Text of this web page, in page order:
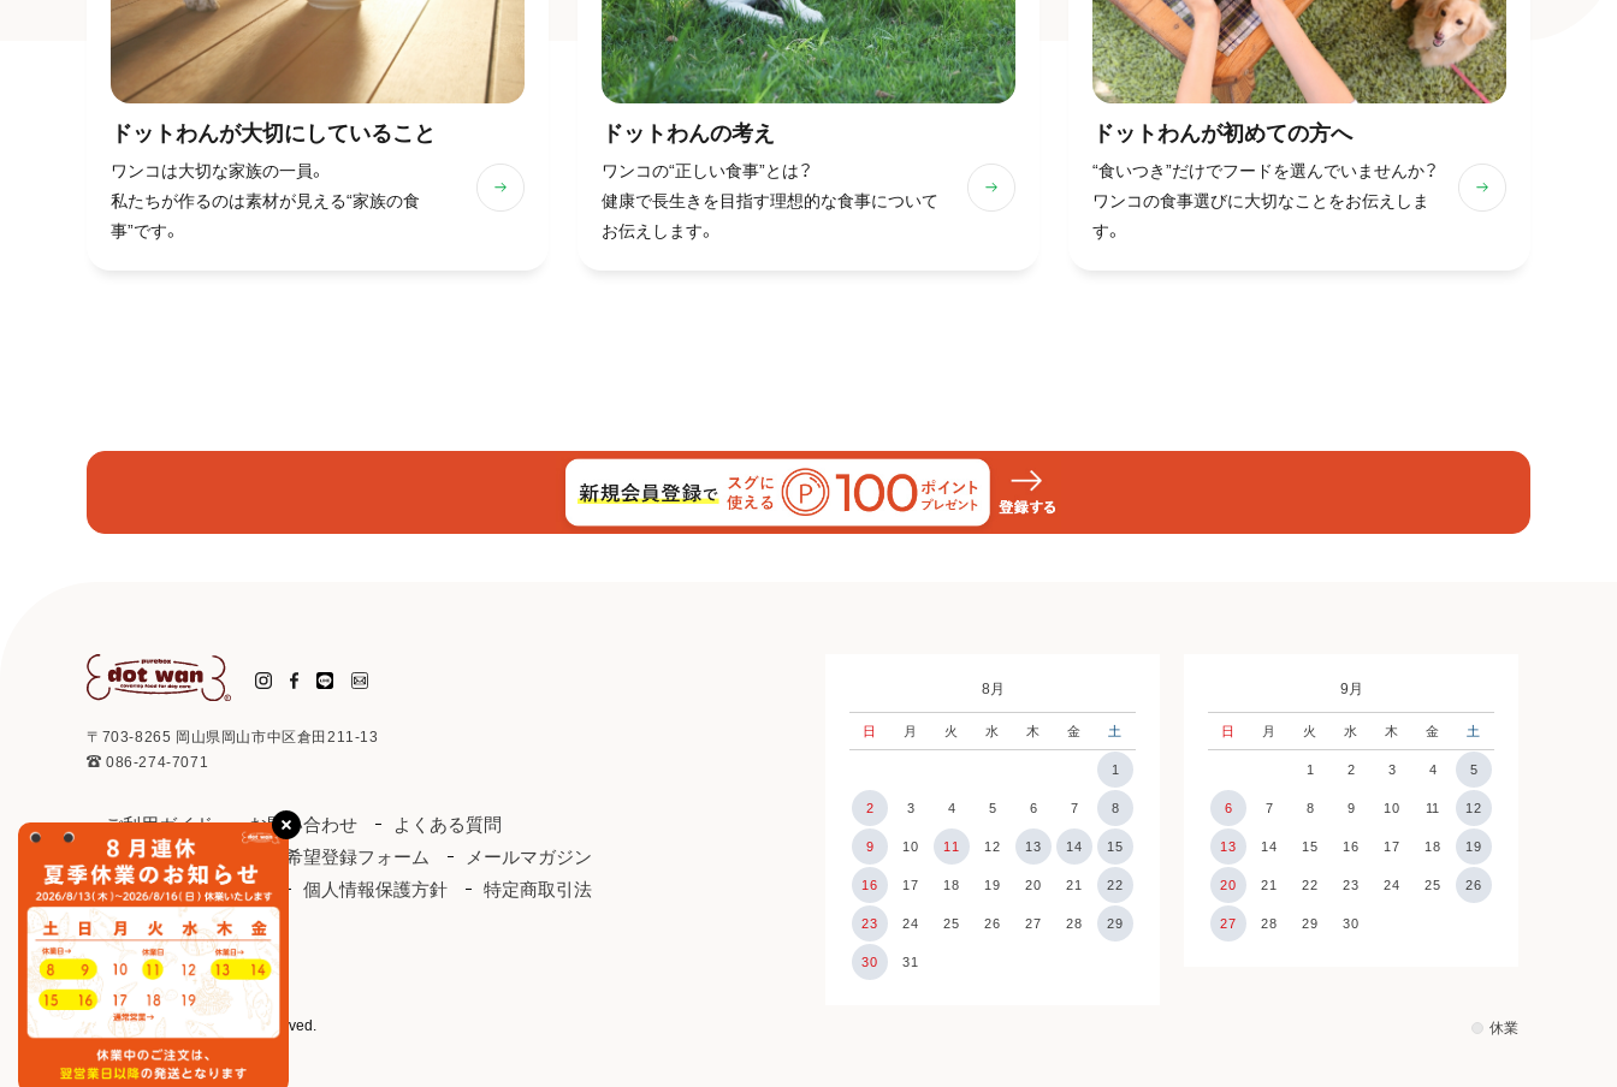
ドットわんが大切にしていること
ワンコは大切な家族の一員。
私たちが作るのは素材が見える“家族の食
事”です。
ドットわんの考え
ワンコの“正しい食事”とは？
健康で長生きを目指す理想的な食事について
お伝えします。
ドットわんが初めての方へ
“食いつき”だけでフードを選んでいませんか？
ワンコの食事選びに大切なことをお伝えしま
す。
8月
日 月 火 水 木 金 土
1
2 3 4 5 6 7 8
9 10 11 12 13 14 15
16 17 18 19 20 21 22
23 24 25 26 27 28 29
30 31
9月
日 月 火 水 木 金 土
1 2 3 4 5
6 7 8 9 10 11 12
13 14 15 16 17 18 19
20 21 22 23 24 25 26
27 28 29 30
休業
〒703-8265 岡山県岡山市中区倉田211-13
086-274-7071
ご利用ガイド お問い合わせ
よくある質問
取り扱い店
お取引希望登録フォーム
メールマガジン
ドットわんカタログ
個人情報保護方針
特定商取引法
会社概要
会員規約
©2003 purebox. All rights reserved.